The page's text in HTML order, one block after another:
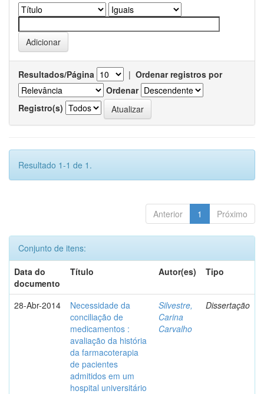
Resultados/Página | Ordenar registros por
Ordenar
Registro(s)
Resultado 1-1 de 1.
Anterior 1 Próximo
Conjunto de itens:
Data do
documento
Título Autor(es) Tipo
28-Abr-2014
Necessidade da
conciliação de
medicamentos :
avaliação da história
da farmacoterapia
de pacientes
admitidos em um
hospital universitário
Silvestre,
Carina
Carvalho
Dissertação